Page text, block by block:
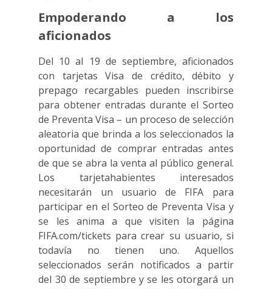
Empoderando a los
aficionados
Del 10 al 19 de septiembre, aficionados
con tarjetas Visa de crédito, débito y
prepago recargables pueden inscribirse
para obtener entradas durante el Sorteo
de Preventa Visa – un proceso de selección
aleatoria que brinda a los seleccionados la
oportunidad de comprar entradas antes
de que se abra la venta al público general.
Los tarjetahabientes interesados
necesitarán un usuario de FIFA para
participar en el Sorteo de Preventa Visa y
se les anima a que visiten la página
FIFA.com/tickets para crear su usuario, si
todavía no tienen uno. Aquellos
seleccionados serán notificados a partir
del 30 de septiembre y se les otorgará un